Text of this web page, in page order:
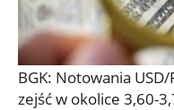
BGK: Notowania
zejść w okolice 3,60-